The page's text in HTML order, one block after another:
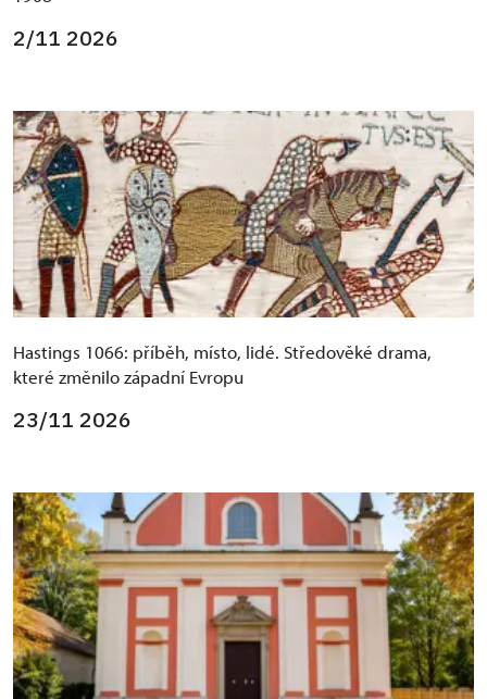
2/11 2026
Hastings 1066: příběh, místo, lidé. Středověké drama,
které změnilo západní Evropu
23/11 2026